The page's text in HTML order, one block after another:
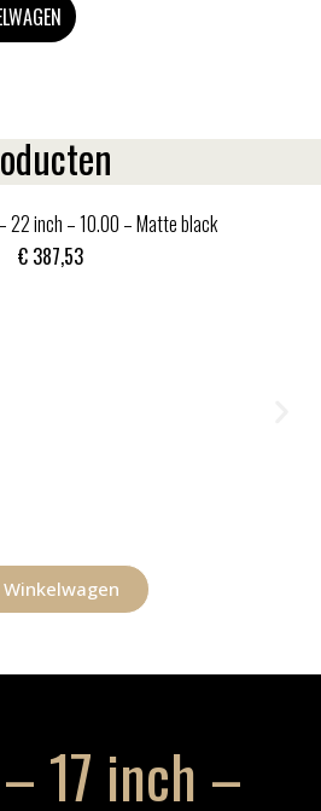
22 inch – 10.00 – Matte black
€ 387,53
Winkelwagen
17 inch –